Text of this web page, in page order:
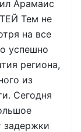
Арамаис
Тем не
на все
успешно
региона,
из
Сегодня
задержки